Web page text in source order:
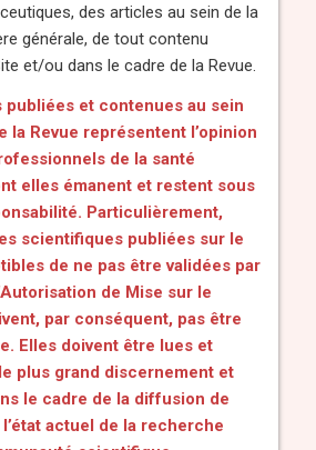
des articles au sein de la
générale, de tout contenu
et/ou dans le cadre de la Revue.
publiées et contenues au sein
la Revue représentent l’opinion
de la santé
elles émanent et restent sous
Particulièrement,
scientifiques publiées sur le
de ne pas être validées par
de Mise sur le
par conséquent, pas être
Elles doivent être lues et
plus grand discernement et
le cadre de la diffusion de
actuel de la recherche